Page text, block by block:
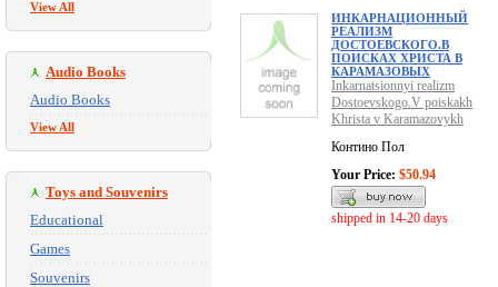
View All
Audio Books
Audio Books
View All
Toys and Souvenirs
Educational
Games
Souvenirs
ИНКАРНАЦИОННЫЙ
РЕАЛИЗМ
ДОСТОЕВСКОГО.В
ПОИСКАХ ХРИСТА В
КАРАМАЗОВЫХ
Inkarnatsionnyi realizm
Dostoevskogo.V poiskakh
Khrista v Karamazovykh
Контино Пол
Your Price: $50.94
shipped in 14-20 days